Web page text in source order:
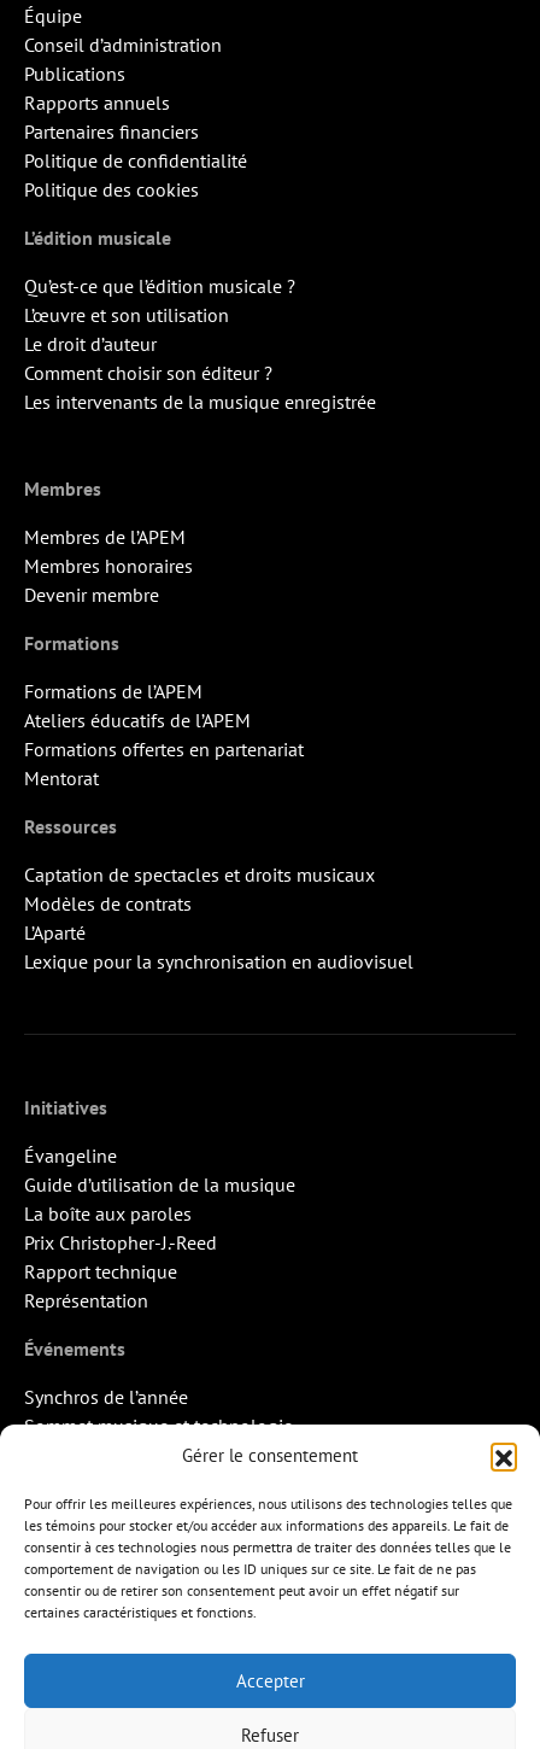
Gérer le consentement
Pour offrir les meilleures expériences, nous utilisons des technologies telles que
les témoins pour stocker et/ou accéder aux informations des appareils. Le fait de
consentir à ces technologies nous permettra de traiter des données telles que le
comportement de navigation ou les ID uniques sur ce site. Le fait de ne pas
consentir ou de retirer son consentement peut avoir un effet négatif sur
certaines caractéristiques et fonctions.
Accepter
Refuser
Équipe
Conseil d’administration
Publications
Rapports annuels
Partenaires financiers
Politique de confidentialité
Politique des cookies
L’édition musicale
Qu’est-ce que l’édition musicale ?
L’œuvre et son utilisation
Le droit d’auteur
Comment choisir son éditeur ?
Les intervenants de la musique enregistrée
Membres
Membres de l’APEM
Membres honoraires
Devenir membre
Formations
Formations de l’APEM
Ateliers éducatifs de l’APEM
Formations offertes en partenariat
Mentorat
Ressources
Captation de spectacles et droits musicaux
Modèles de contrats
L’Aparté
Lexique pour la synchronisation en audiovisuel
Initiatives
Évangeline
Guide d’utilisation de la musique
La boîte aux paroles
Prix Christopher-J.-Reed
Rapport technique
Représentation
Événements
Synchros de l’année
Sommet musique et technologie
Quand la musique rencontre l’image
Missions d’export
Contact
L’ÉDITION MUSICALE